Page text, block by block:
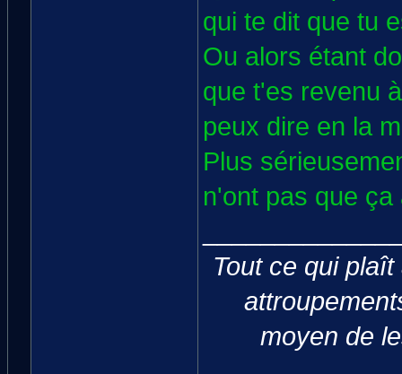
qui te dit que tu
Ou alors étant
que t'es revenu
peux dire en la
Plus
n'ont pas que ça
Tout ce qui
moyen de